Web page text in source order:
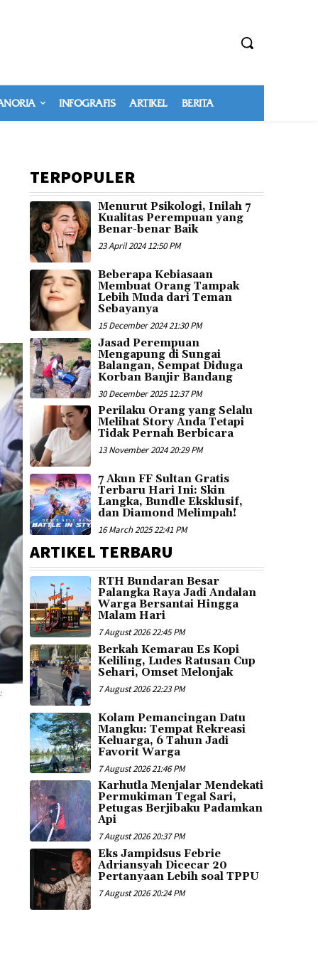
INFOGRAFIS ARTIKEL BERITA
TERPOPULER
Menurut Psikologi, Inilah 7
Kualitas Perempuan yang
Benar-benar Baik
23 April 2024 12:50 PM
Beberapa Kebiasaan
Membuat Orang Tampak
Lebih Muda dari Teman
Sebayanya
15 December 2024 21:30 PM
Jasad Perempuan
Mengapung di Sungai
Balangan, Sempat Diduga
Korban Banjir Bandang
30 December 2025 12:37 PM
Perilaku Orang yang Selalu
Melihat Story Anda Tetapi
Tidak Pernah Berbicara
13 November 2024 20:29 PM
7 Akun FF Sultan Gratis
Terbaru Hari Ini: Skin
Langka, Bundle Eksklusif,
dan Diamond Melimpah!
16 March 2025 22:41 PM
ARTIKEL TERBARU
RTH Bundaran Besar
Palangka Raya Jadi Andalan
Warga Bersantai Hingga
Malam Hari
7 August 2026 22:45 PM
Berkah Kemarau Es Kopi
Keliling, Ludes Ratusan Cup
Sehari, Omset Melonjak
7 August 2026 22:23 PM
Kolam Pemancingan Datu
Mangku: Tempat Rekreasi
Keluarga, 6 Tahun Jadi
Favorit Warga
7 August 2026 21:46 PM
Karhutla Menjalar Mendekati
Permukiman Tegal Sari,
Petugas Berjibaku Padamkan
Api
7 August 2026 20:37 PM
Eks Jampidsus Febrie
Adriansyah Dicecar 20
Pertanyaan Lebih soal TPPU
7 August 2026 20:24 PM